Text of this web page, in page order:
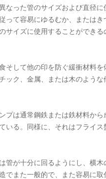
なった管のサイズおよび直径
って容易にゆるむか、または
サイズに使用することができる
そして他の印を防ぐ緩衝材料
ック、金属、または木のような
プは通常鋼鉄または鉄材料か
いる。同様に、それはフライス
管が十分に回るようにし、横
でまた一般的で、また容易に取